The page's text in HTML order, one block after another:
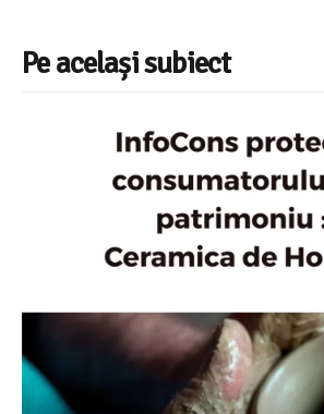
Pe același subiect